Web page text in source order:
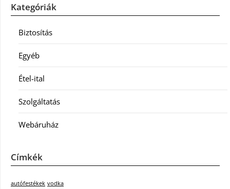
Kategóriák
Biztosítás
Egyéb
Étel-ital
Szolgáltatás
Webáruház
Címkék
autófestékek vodka